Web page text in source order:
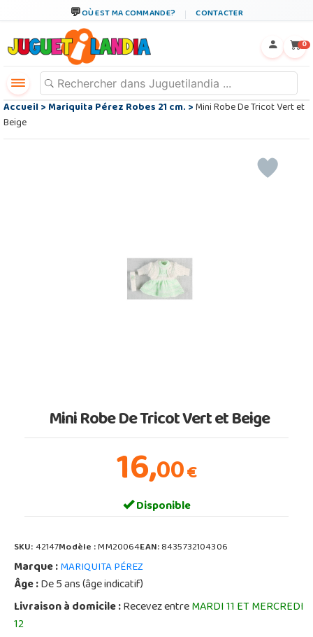
OÙ EST MA COMMANDE? CONTACTER
0
Accueil>Mariquita Pérez Robes 21 cm.>Mini Robe De Tricot Vert et
Beige
Mini Robe De Tricot Vert et Beige
16,00€
Disponible
SKU:42147Modèle :MM20064EAN:8435732104306
Marque :MARIQUITA PÉREZ
Âge :De 5 ans (âge indicatif)
Livraison à domicile :Recevez entreMARDI 11 ET MERCREDI
12